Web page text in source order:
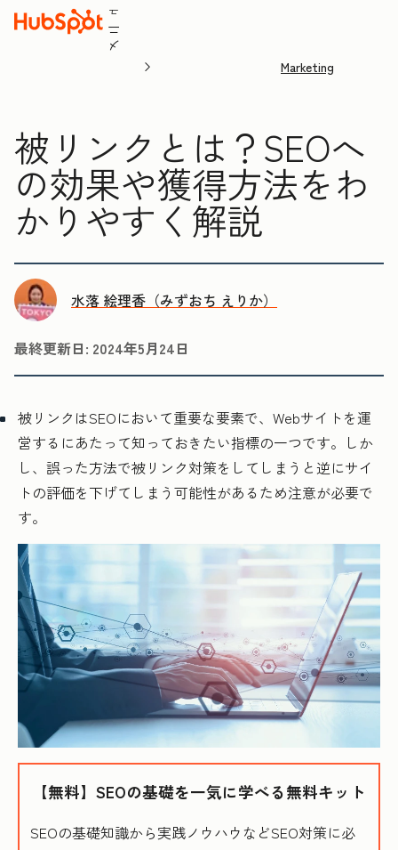
メ
ニ
ュ
Marketing
被リンクとは？SEOへ
の効果や獲得方法をわ
かりやすく解説
水落 絵理香（みずおち えりか）
最終更新日: 2024年5月24日
被リンクはSEOにおいて重要な要素で、Webサイトを運
営するにあたって知っておきたい指標の一つです。しか
し、誤った方法で被リンク対策をしてしまうと逆にサイ
トの評価を下げてしまう可能性があるため注意が必要で
す。
【無料】SEOの基礎を一気に学べる無料キット
SEOの基礎知識から実践ノウハウなどSEO対策に必